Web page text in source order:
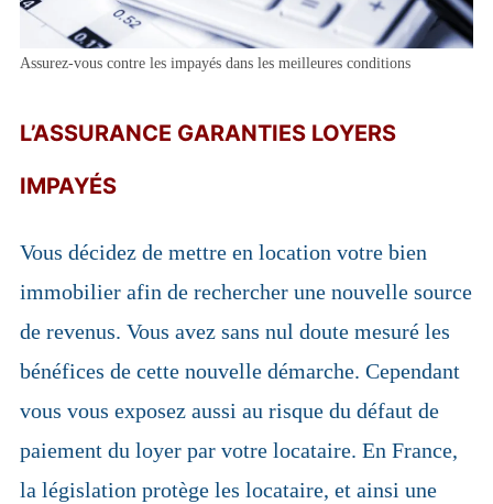
menu
enfant
ESPACE CLIENT MG2L
le
QUI SOMMES-NOUS?
MENTIONS LÉGALES DU CABINET
D’ASSURANCES SPÉCIALISÉES MG2L
Assurez-vous contre les impayés dans les meilleures conditions
L’ASSURANCE GARANTIES LOYERS
IMPAYÉS
Vous décidez de mettre en location votre bien
immobilier afin de rechercher une nouvelle source
de revenus. Vous avez sans nul doute mesuré les
bénéfices de cette nouvelle démarche. Cependant
vous vous exposez aussi au risque du défaut de
paiement du loyer par votre locataire. En France,
la législation protège les locataire, et ainsi une